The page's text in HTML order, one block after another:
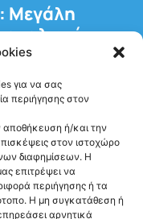
για να σας
περιήγησης στον
αποθήκευση ή/και την
στον ιστοχώρο
διαφημίσεων. Η
επιτρέψει να
περιήγησης ή τα
Η μη συγκατάθεση ή
αρνητικά
Μεγάλη